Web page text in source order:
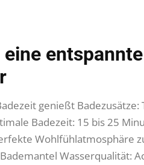
genießt Badezusätze:
Badezeit: 15 bis 25
Wohlfühlatmosphäre
Wasserqualität: